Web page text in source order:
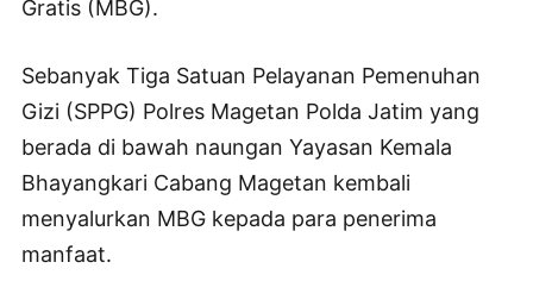
Gratis (MBG).
Sebanyak Tiga Satuan Pelayanan Pemenuhan
Gizi (SPPG) Polres Magetan Polda Jatim yang
berada di bawah naungan Yayasan Kemala
Bhayangkari Cabang Magetan kembali
menyalurkan MBG kepada para penerima
manfaat.